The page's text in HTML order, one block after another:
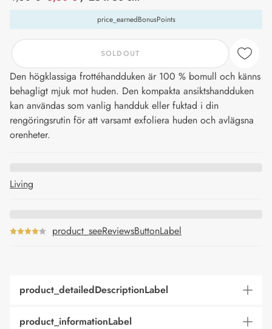
price_earnedBonusPoints
SOLDOUT
Den högklassiga frottéhandduken är 100 % bomull och känns
behagligt mjuk mot huden. Den kompakta ansiktshandduken
kan användas som vanlig handduk eller fuktad i din
rengöringsrutin för att varsamt exfoliera huden och avlägsna
orenheter.
Living
product_seeReviewsButtonLabel
product_detailedDescriptionLabel
product_informationLabel